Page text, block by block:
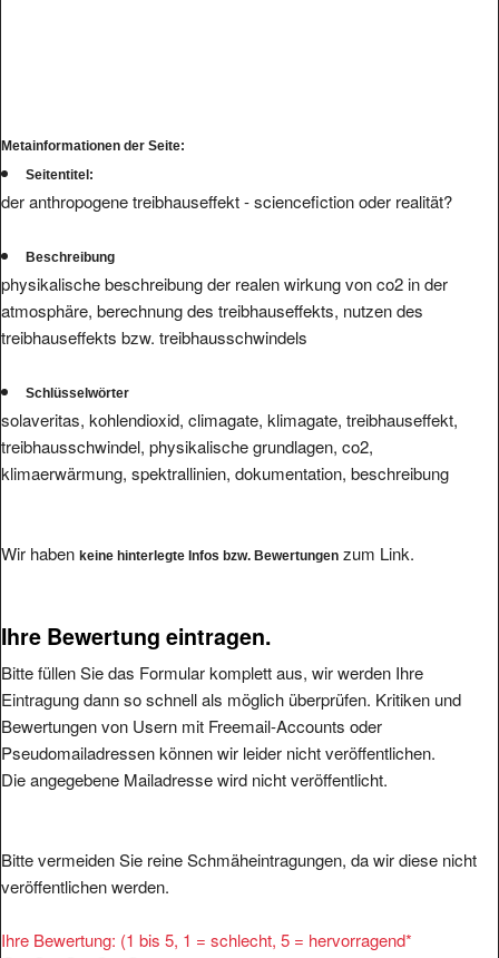
Metainformationen der Seite:
Seitentitel:
der anthropogene treibhauseffekt - sciencefiction oder realität?
Beschreibung
physikalische beschreibung der realen wirkung von co2 in der
atmosphäre, berechnung des treibhauseffekts, nutzen des
treibhauseffekts bzw. treibhausschwindels
Schlüsselwörter
solaveritas, kohlendioxid, climagate, klimagate, treibhauseffekt,
treibhausschwindel, physikalische grundlagen, co2,
klimaerwärmung, spektrallinien, dokumentation, beschreibung
Wir haben keine hinterlegte Infos bzw. Bewertungen zum Link.
Ihre Bewertung eintragen.
Bitte füllen Sie das Formular komplett aus, wir werden Ihre
Eintragung dann so schnell als möglich überprüfen. Kritiken und
Bewertungen von Usern mit Freemail-Accounts oder
Pseudomailadressen können wir leider nicht veröffentlichen.
Die angegebene Mailadresse wird nicht veröffentlicht.
Bitte vermeiden Sie reine Schmäheintragungen, da wir diese nicht
veröffentlichen werden.
Ihre Bewertung: (1 bis 5, 1 = schlecht, 5 = hervorragend*